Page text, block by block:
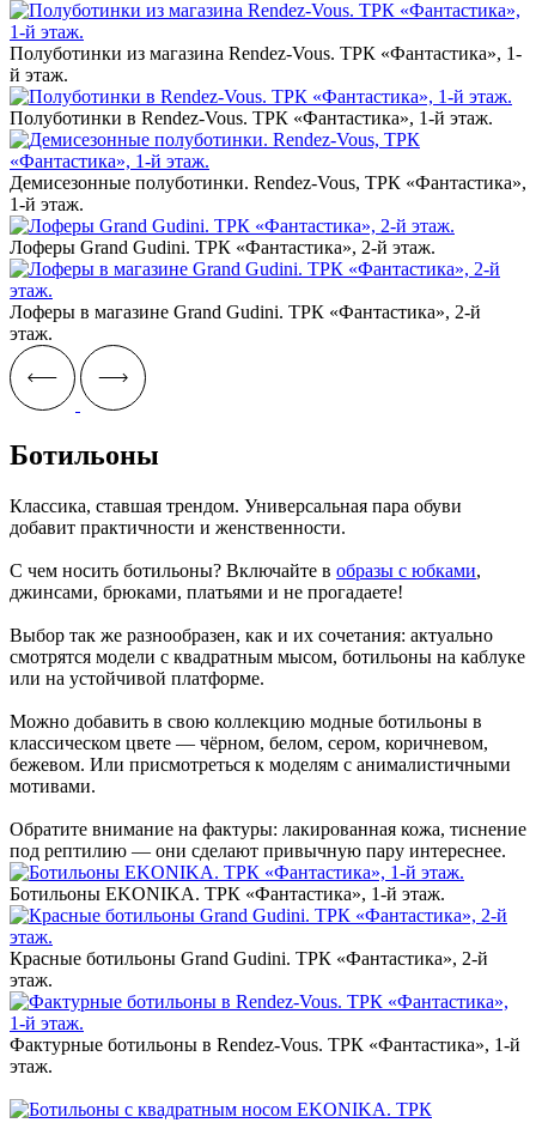
Полуботинки из магазина Rendez-Vous. ТРК «Фантастика», 1-
й этаж.
Полуботинки в Rendez-Vous. ТРК «Фантастика», 1-й этаж.
Демисезонные полуботинки. Rendez-Vous, ТРК «Фантастика»,
1-й этаж.
Лоферы Grand Gudini. ТРК «Фантастика», 2-й этаж.
Лоферы в магазине Grand Gudini. ТРК «Фантастика», 2-й
этаж.
Ботильоны
Классика, ставшая трендом. Универсальная пара обуви
добавит практичности и женственности.
С чем носить ботильоны? Включайте в образы с юбками,
джинсами, брюками, платьями и не прогадаете!
Выбор так же разнообразен, как и их сочетания: актуально
смотрятся модели с квадратным мысом, ботильоны на каблуке
или на устойчивой платформе.
Можно добавить в свою коллекцию модные ботильоны в
классическом цвете — чёрном, белом, сером, коричневом,
бежевом. Или присмотреться к моделям с анималистичными
мотивами.
Обратите внимание на фактуры: лакированная кожа, тиснение
под рептилию — они сделают привычную пару интереснее.
Ботильоны EKONIKA. ТРК «Фантастика», 1-й этаж.
Красные ботильоны Grand Gudini. ТРК «Фантастика», 2-й
этаж.
Фактурные ботильоны в Rendez-Vous. ТРК «Фантастика», 1-й
этаж.